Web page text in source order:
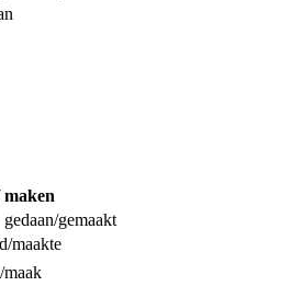
maken
gemaakt
maakte